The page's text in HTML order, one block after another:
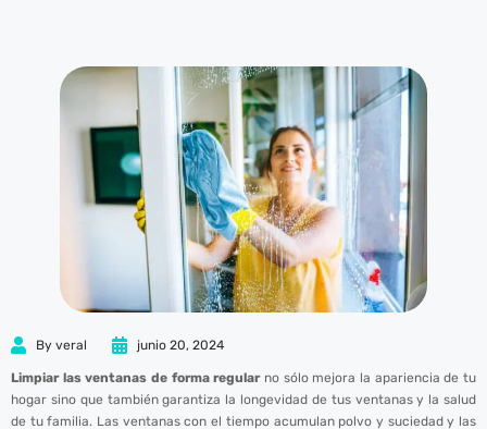
By veral junio 20, 2024
Limpiar las ventanas de forma regularno sólo mejora la apariencia de tu
hogar sino que también garantiza la longevidad de tus ventanas y la salud
de tu familia. Las ventanas con el tiempo acumulan polvo y suciedad y las